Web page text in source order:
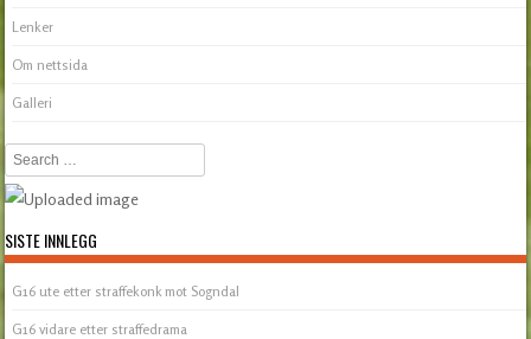
Lenker
Om nettsida
Galleri
Search
SISTE INNLEGG
G16 ute etter straffekonk mot Sogndal
G16 vidare etter straffedrama